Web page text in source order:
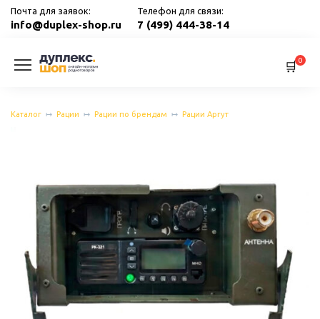
Перейти
Почта для заявок:
info@duplex-shop.ru
Телефон для связи:
7 (499) 444-38-14
0
Каталог Рации Рации по брендам Рации Аргут